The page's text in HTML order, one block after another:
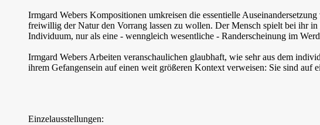
Irmgard Webers Kompositionen umkreisen die essentielle
freiwillig der Natur den Vorrang lassen zu wollen. Der Mensch spielt bei ihr
Individuum, nur als eine - wenngleich wesentliche - Randerscheinung im
Irmgard Webers Arbeiten veranschaulichen glaubhaft, wie sehr aus dem
ihrem Gefangensein auf einen weit größeren Kontext verweisen: Sie sind
Einzelausstellungen: